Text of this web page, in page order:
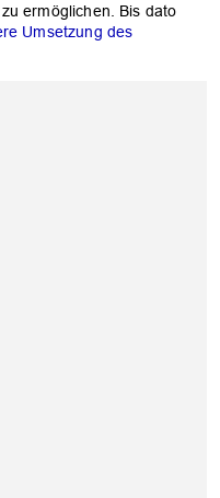
ermöglichen. Bis dato
Umsetzung des